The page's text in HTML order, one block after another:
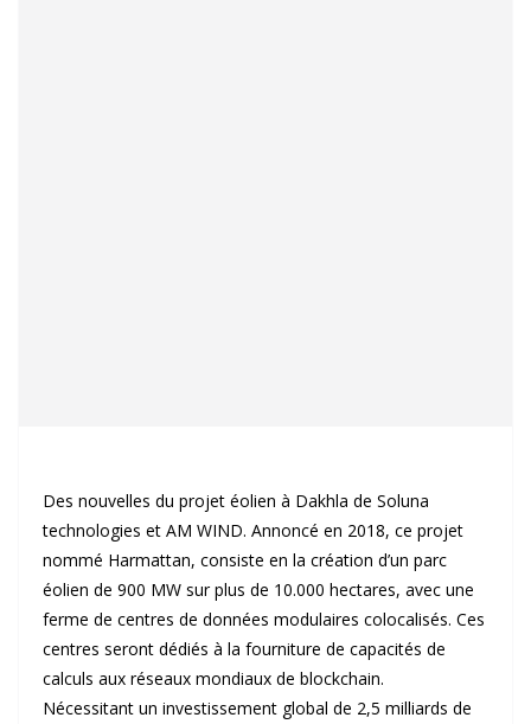
Des nouvelles du projet éolien à Dakhla de Soluna
technologies et AM WIND. Annoncé en 2018, ce projet
nommé Harmattan, consiste en la création d’un parc
éolien de 900 MW sur plus de 10.000 hectares, avec une
ferme de centres de données modulaires colocalisés. Ces
centres seront dédiés à la fourniture de capacités de
calculs aux réseaux mondiaux de blockchain.
Nécessitant un investissement global de 2,5 milliards de